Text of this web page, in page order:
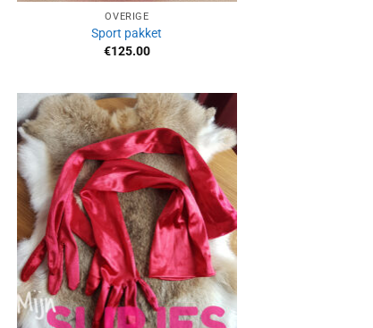
OVERIGE
Sport pakket
€125.00
Aan
verlanglijst
toevoegen